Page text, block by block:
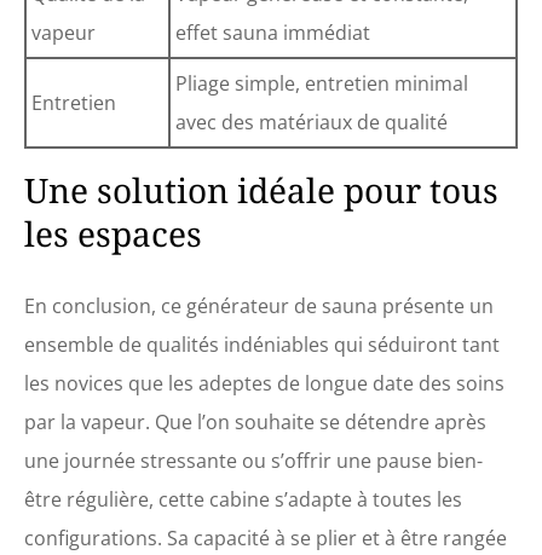
vapeur
effet sauna immédiat
Entretien
Pliage simple, entretien minimal
avec des matériaux de qualité
Une solution idéale pour tous
les espaces
En conclusion, ce générateur de sauna présente un
ensemble de qualités indéniables qui séduiront tant
les novices que les adeptes de longue date des soins
par la vapeur. Que l’on souhaite se détendre après
une journée stressante ou s’offrir une pause bien-
être régulière, cette cabine s’adapte à toutes les
configurations. Sa capacité à se plier et à être rangée